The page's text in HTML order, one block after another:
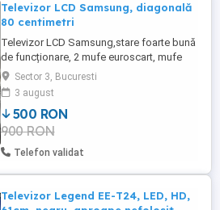
Televizor LCD Samsung, diagonală
80 centimetri
Televizor LCD Samsung,stare foarte bună
de funcționare, 2 mufe euroscart, mufe
jack-uri.
Sector 3, Bucuresti
3 august
500 RON
900 RON
Telefon validat
Televizor Legend EE-T24, LED, HD,